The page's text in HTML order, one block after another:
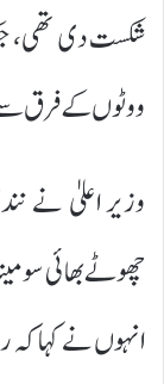
ووٹوں کے فرق
وزیر اعلیٰ نے
چھوٹے بھائی
انہوں نے کہا کہ